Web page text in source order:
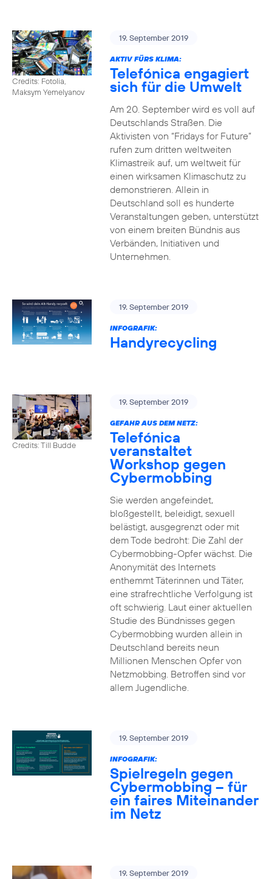
Credits: Fotolia,
Maksym Yemelyanov
19. September 2019
AKTIV FÜRS KLIMA:
Telefónica engagiert
sich für die Umwelt
Am 20. September wird es voll auf
Deutschlands Straßen. Die
Aktivisten von “Fridays for Future”
rufen zum dritten weltweiten
Klimastreik auf, um weltweit für
einen wirksamen Klimaschutz zu
demonstrieren. Allein in
Deutschland soll es hunderte
Veranstaltungen geben, unterstützt
von einem breiten Bündnis aus
Verbänden, Initiativen und
Unternehmen.
19. September 2019
INFOGRAFIK:
Handyrecycling
Credits: Till Budde
19. September 2019
GEFAHR AUS DEM NETZ:
Telefónica
veranstaltet
Workshop gegen
Cybermobbing
Sie werden angefeindet,
bloßgestellt, beleidigt, sexuell
belästigt, ausgegrenzt oder mit
dem Tode bedroht: Die Zahl der
Cybermobbing-Opfer wächst. Die
Anonymität des Internets
enthemmt Täterinnen und Täter,
eine strafrechtliche Verfolgung ist
oft schwierig. Laut einer aktuellen
Studie des Bündnisses gegen
Cybermobbing wurden allein in
Deutschland bereits neun
Millionen Menschen Opfer von
Netzmobbing. Betroffen sind vor
allem Jugendliche.
19. September 2019
INFOGRAFIK:
Spielregeln gegen
Cybermobbing – für
ein faires Miteinander
im Netz
19. September 2019